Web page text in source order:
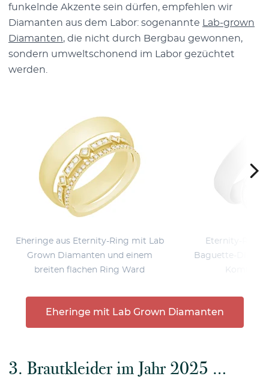
funkelnde Akzente sein dürfen, empfehlen wir
Diamanten aus dem Labor: sogenannte
Lab-grown
Diamanten, die nicht durch Bergbau gewonnen,
sondern umweltschonend im Labor gezüchtet
werden.
Eheringe aus Eternity-Ring mit Lab
Grown Diamanten und einem
breiten flachen Ring Ward
Eternity-Ring
Baguette-
Komfort-
Eheringe mit Lab Grown Diamanten
3. Brautkleider im Jahr 2025 …